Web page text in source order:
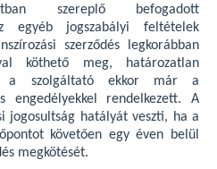
szereplő befogadott
egyéb jogszabályi feltételek
szerződés legkorábban
köthető meg, határozatlan
a szolgáltató ekkor már a
engedélyekkel rendelkezett. A
jogosultság hatályát veszti, ha a
követően egy éven belül
megkötését.